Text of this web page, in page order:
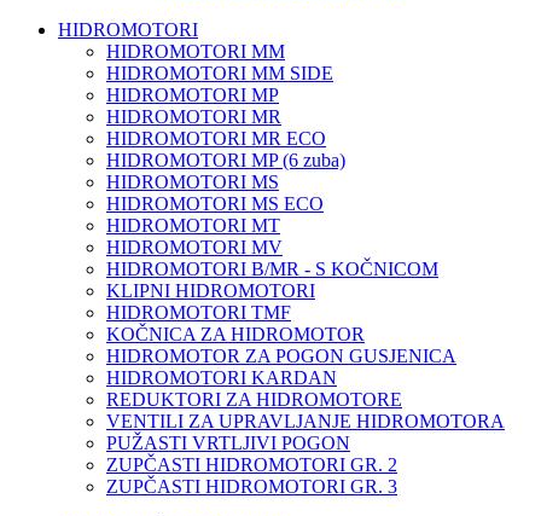
HIDROMOTORI
HIDROMOTORI MM
HIDROMOTORI MM SIDE
HIDROMOTORI MP
HIDROMOTORI MR
HIDROMOTORI MR ECO
HIDROMOTORI MP (6 zuba)
HIDROMOTORI MS
HIDROMOTORI MS ECO
HIDROMOTORI MT
HIDROMOTORI MV
HIDROMOTORI B/MR - S KOČNICOM
KLIPNI HIDROMOTORI
HIDROMOTORI TMF
KOČNICA ZA HIDROMOTOR
HIDROMOTOR ZA POGON GUSJENICA
HIDROMOTORI KARDAN
REDUKTORI ZA HIDROMOTORE
VENTILI ZA UPRAVLJANJE HIDROMOTORA
PUŽASTI VRTLJIVI POGON
ZUPČASTI HIDROMOTORI GR. 2
ZUPČASTI HIDROMOTORI GR. 3